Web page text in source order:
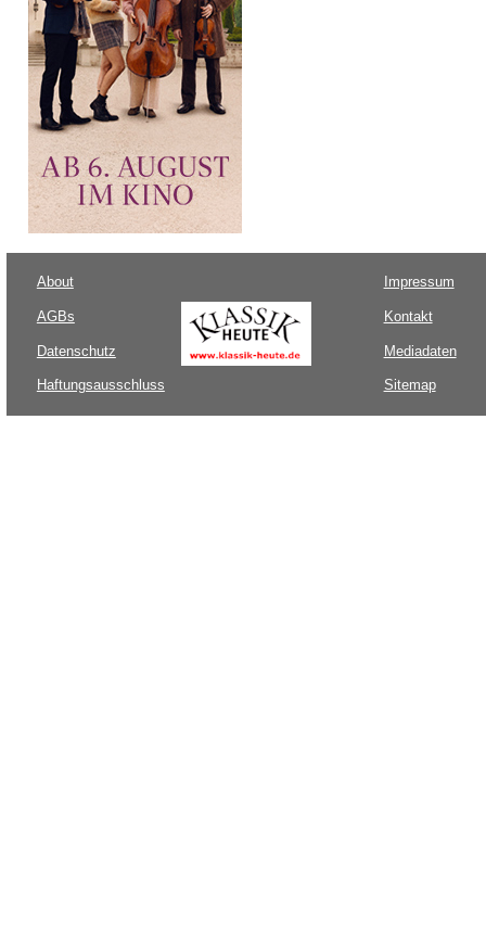
About
AGBs
Datenschutz
Haftungsausschluss
Impressum
Kontakt
Mediadaten
Sitemap